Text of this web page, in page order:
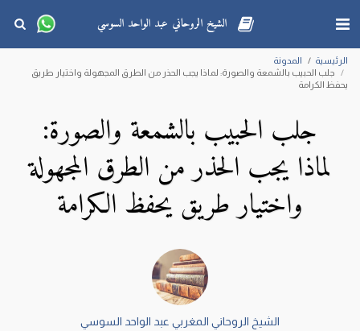
الشيخ الروحاني عبد الواحد السوسي
الرئيسية
المدونة
جلب الحبيب بالشمعة والصورة: لماذا يجب الحذر من الطرق المجهولة واختيار طريق
يحفظ الكرامة
جلب الحبيب بالشمعة والصورة:
لماذا يجب الحذر من الطرق المجهولة
واختيار طريق يحفظ الكرامة
الشيخ الروحاني المغربي عبد الواحد السوسي